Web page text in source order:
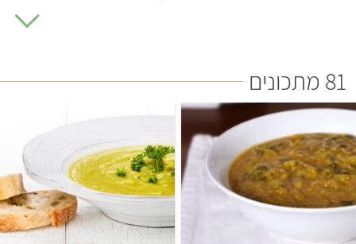
הפטרוזיליה היא תרופת סבתא לריחות רעים מהפה: לעיסת עלי
81 מתכונים
קל 35 דקות שעה ו-20 דקות